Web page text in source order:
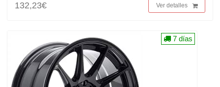
132,23€
Ver detalles
7 días